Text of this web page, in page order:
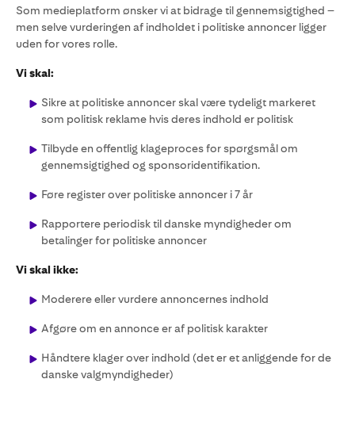
Som medieplatform ønsker vi at bidrage til gennemsigtighed –
men selve vurderingen af indholdet i politiske annoncer ligger
uden for vores rolle.
Vi skal:
Sikre at politiske annoncer skal være tydeligt markeret
som politisk reklame hvis deres indhold er politisk
Tilbyde en offentlig klageproces for spørgsmål om
gennemsigtighed og sponsoridentifikation.
Føre register over politiske annoncer i 7 år
Rapportere periodisk til danske myndigheder om
betalinger for politiske annoncer
Vi skal ikke:
Moderere eller vurdere annoncernes indhold
Afgøre om en annonce er af politisk karakter
Håndtere klager over indhold (det er et anliggende for de
danske valgmyndigheder)